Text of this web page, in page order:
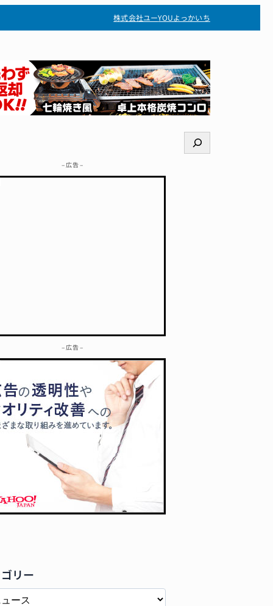
株式会社ユーYOUよっかいち
検
索
– 広告 –
– 広告 –
リー